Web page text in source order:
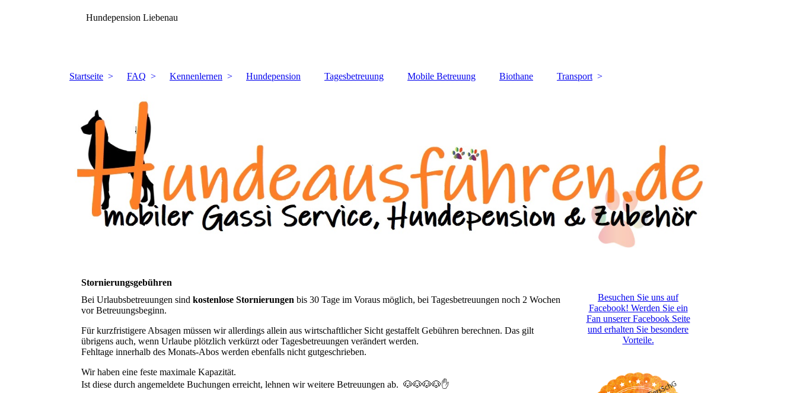
Hundepension Liebenau
Startseite FAQ Kennenlernen Hundepension Tagesbetreuung Mobile Betreuung Biothane Transport
Stornierungsgebühren
Bei Urlaubsbetreuungen sind kostenlose Stornierungen bis 30 Tage im Voraus möglich, bei Tagesbetreuungen noch 2 Wochen
vor Betreuungsbeginn.
Für kurzfristigere Absagen müssen wir allerdings allein aus wirtschaftlicher Sicht gestaffelt Gebühren berechnen. Das gilt
übrigens auch, wenn Urlaube plötzlich verkürzt oder Tagesbetreuungen verändert werden.
Fehltage innerhalb des Monats-Abos werden ebenfalls nicht gutgeschrieben.
Wir haben eine feste maximale Kapazität.
Ist diese durch angemeldete Buchungen erreicht, lehnen wir weitere Betreuungen ab. 🐶🐶🐶🐶✋
Besuchen Sie uns auf
Facebook! Werden Sie ein
Fan unserer Facebook Seite
und erhalten Sie besondere
Vorteile.